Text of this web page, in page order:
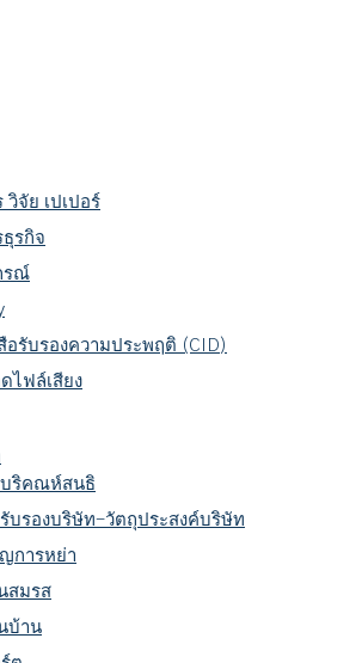
วิจัย เปเปอร์
ธุรกิจ
รณ์
อรับรองความประพฤติ (CID)
ไฟล์เสียง
ริคณห์สนธิ
บรองบริษัท-วัตถุประสงค์บริษัท
การหย่า
สมรส
บ้าน